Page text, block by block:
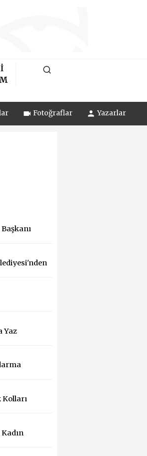
Fotoğraflar Yazarlar
Başkanı
Mesajı
Yaz
Dikkat
Kolları
Kadın